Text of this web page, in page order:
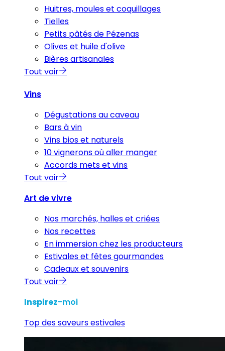
Huitres, moules et coquillages
Tielles
Petits pâtés de Pézenas
Olives et huile d'olive
Bières artisanales
Tout voir
Vins
Dégustations au caveau
Bars à vin
Vins bios et naturels
10 vignerons où aller manger
Accords mets et vins
Tout voir
Art de vivre
Nos marchés, halles et criées
Nos recettes
En immersion chez les producteurs
Estivales et fêtes gourmandes
Cadeaux et souvenirs
Tout voir
Inspirez-moi
Top des saveurs estivales